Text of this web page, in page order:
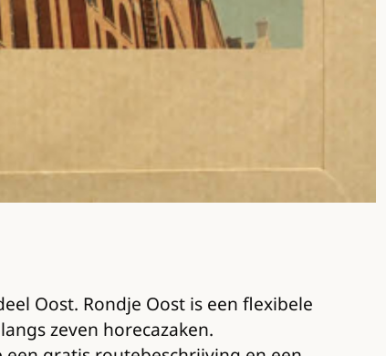
Oost. Rondje Oost is een flexibele
zeven horecazaken.